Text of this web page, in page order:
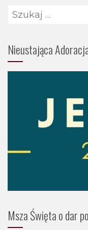
Nieustająca
Msza Święta o dar